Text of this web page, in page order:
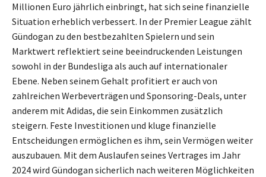
Millionen Euro jährlich einbringt, hat sich seine finanzielle
Situation erheblich verbessert. In der Premier League zählt
Gündogan zu den bestbezahlten Spielern und sein
Marktwert reflektiert seine beeindruckenden Leistungen
sowohl in der Bundesliga als auch auf internationaler
Ebene. Neben seinem Gehalt profitiert er auch von
zahlreichen Werbeverträgen und Sponsoring-Deals, unter
anderem mit Adidas, die sein Einkommen zusätzlich
steigern. Feste Investitionen und kluge finanzielle
Entscheidungen ermöglichen es ihm, sein Vermögen weiter
auszubauen. Mit dem Auslaufen seines Vertrages im Jahr
2024 wird Gündogan sicherlich nach weiteren Möglichkeiten